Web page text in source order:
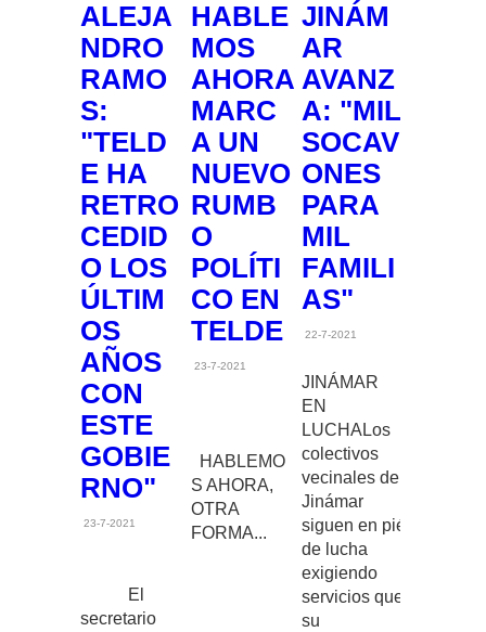
ALEJA
NDRO
RAMO
S:
"TELD
E HA
RETRO
CEDID
O LOS
ÚLTIM
OS
AÑOS
CON
ESTE
GOBIE
RNO"
23-7-2021
El
secretario
HABLE
MOS
AHORA
MARC
A UN
NUEVO
RUMB
O
POLÍTI
CO EN
TELDE
23-7-2021
HABLEMO
S AHORA,
OTRA
FORMA...
JINÁM
AR
AVANZ
A: "MIL
SOCAV
ONES
PARA
MIL
FAMILI
AS"
22-7-2021
JINÁMAR
EN
LUCHALos
colectivos
vecinales de
Jinámar
siguen en pié
de lucha
exigiendo
servicios que
su